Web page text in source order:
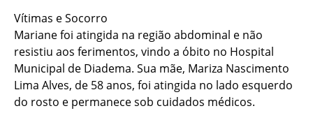
Vítimas e Socorro
Mariane foi atingida na região abdominal e não
resistiu aos ferimentos, vindo a óbito no Hospital
Municipal de Diadema. Sua mãe, Mariza Nascimento
Lima Alves, de 58 anos, foi atingida no lado esquerdo
do rosto e permanece sob cuidados médicos.